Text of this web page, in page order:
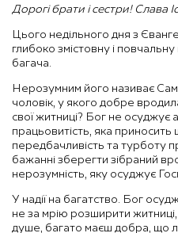
Дорогі брати і сестри! Слава
Цього недільного дня з
глибоко змістовну і
багача.
Нерозумним його називає
чоловік, у якого добре
свої житниці? Бог не осуджує
працьовитість, яка приносить
передбачливість та турботу
бажанні зберегти зібраний
нерозумність, яку осуджує
У надії на багатство. Бог
не за мрію розширити
душе, багато маєш добра, що